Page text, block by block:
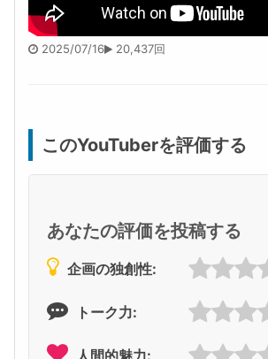
2025/07/16 20,437回
このYouTuberを評価する
あなたの評価を投稿する
企画の独創性:
トーク力:
人間的魅力: